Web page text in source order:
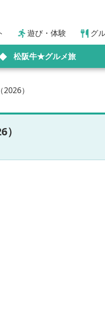
遊び・体験 グ
松阪牛★グルメ旅
）